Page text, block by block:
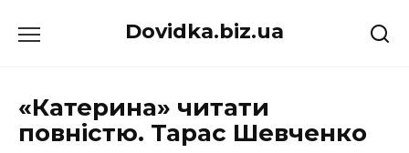
до
Dovidka.biz.ua
«Катерина» читати
повністю. Тарас Шевченко